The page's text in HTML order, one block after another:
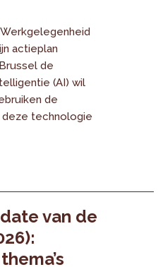
actieplan
de
(AI) wil
de
deze technologie
van de